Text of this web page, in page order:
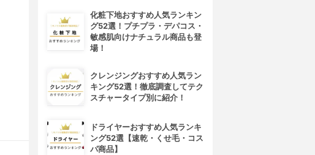
化粧下地おすすめ人気ランキン
グ52選！プチプラ・デパコス・
敏感肌向けナチュラル商品も登
場！
クレンジングおすすめ人気ラン
キング52選！徹底調査してテク
スチャータイプ別に紹介！
ドライヤーおすすめ人気ランキ
ング52選【速乾・くせ毛・コス
パ商品】